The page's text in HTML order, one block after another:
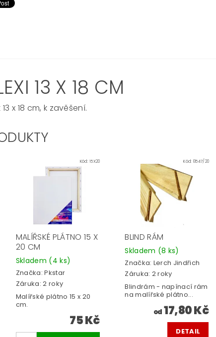
13 X 18 CM
x 18 cm, k zavěšení.
Kód:15X20
MALÍŘSKÉ PLÁTNO 15 X
20 CM
Skladem (4 ks)
Značka:Pkstar
Záruka: 2 roky
Malířské plátno 15 x 20
cm.
75 Kč
Kód: 8547/20
BLIND RÁM
Skladem (8 ks)
Značka: Lerch Jindřich
Záruka: 2 roky
Blindrám - napínací rám
na malířské plátno...
od 17,80 Kč
DETAIL